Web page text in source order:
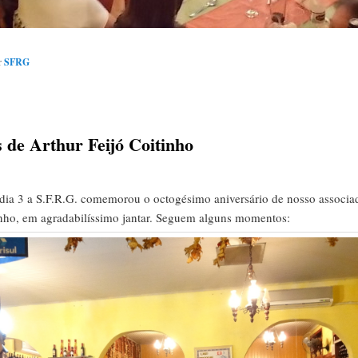
de Arthur Feijó Coitinho
SFRG
3 a S.F.R.G. comemorou o octogésimo aniversário de nosso
em agradabilíssimo jantar. Seguem alguns momentos: